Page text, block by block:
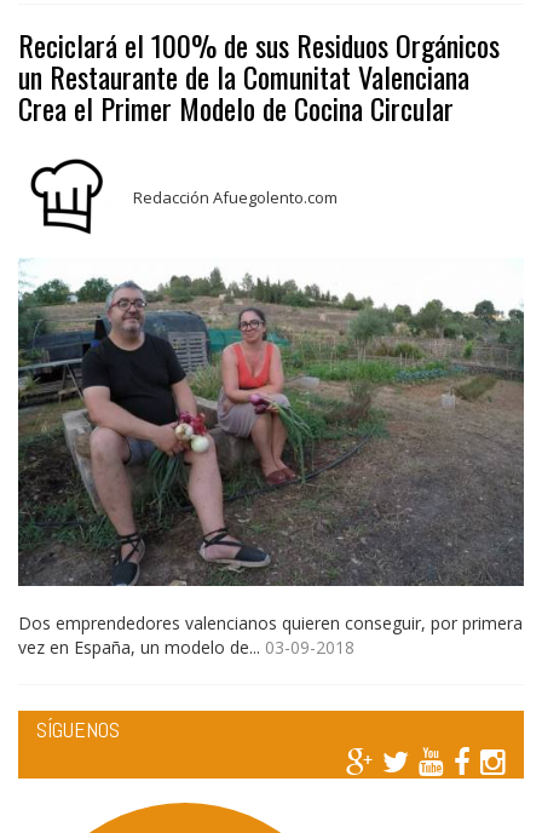
Reciclará el 100% de sus Residuos Orgánicos
un Restaurante de la Comunitat Valenciana
Crea el Primer Modelo de Cocina Circular
Redacción Afuegolento.com
Dos emprendedores valencianos quieren conseguir, por primera
vez en España, un modelo de... 03-09-2018
SÍGUENOS